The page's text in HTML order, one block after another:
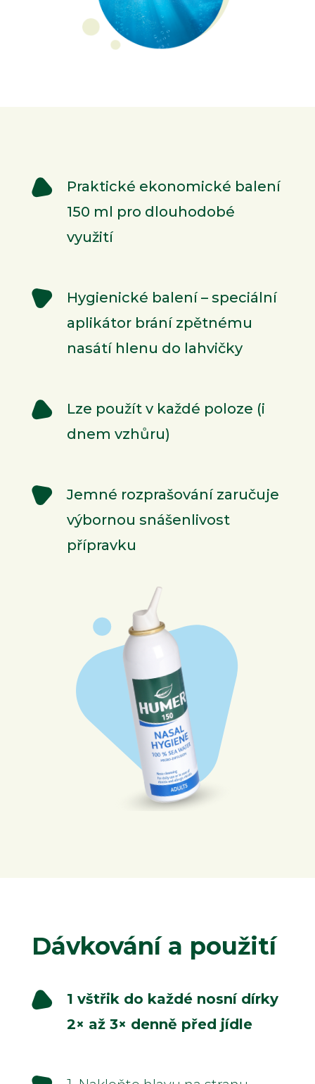
Praktické ekonomické balení
150 ml pro dlouhodobé
využití
Hygienické balení – speciální
aplikátor brání zpětnému
nasátí hlenu do lahvičky
Lze použít v každé poloze (i
dnem vzhůru)
Jemné rozprašování zaručuje
výbornou snášenlivost
přípravku
Dávkování a použití
1 vštřik do každé nosní dírky
2× až 3× denně před jídle